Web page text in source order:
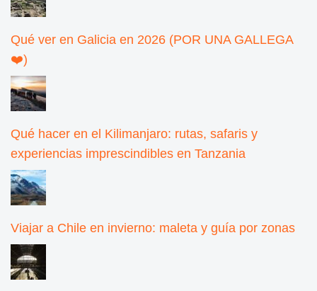
Qué ver en Galicia en 2026 (POR UNA GALLEGA
❤️)
Qué hacer en el Kilimanjaro: rutas, safaris y
experiencias imprescindibles en Tanzania
Viajar a Chile en invierno: maleta y guía por zonas